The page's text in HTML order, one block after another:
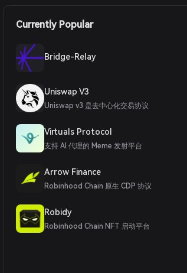
Currently Popular
Bridge-Relay
Uniswap V3
Uniswap v3 是去中心化交易协议
Virtuals Protocol
支持 AI 代理的 Meme 发射平台
Arrow Finance
Robinhood Chain 原生 CDP 协议
Robidy
Robinhood Chain NFT 启动平台